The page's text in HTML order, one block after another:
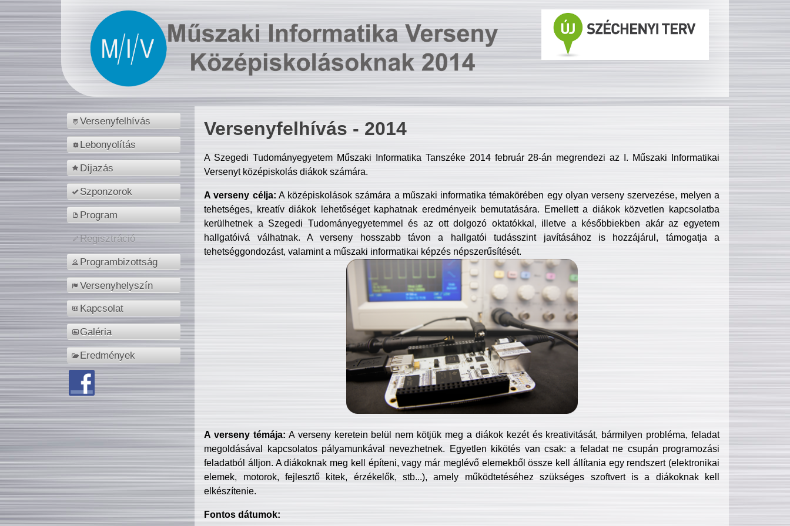
Versenyfelhívás
Lebonyolítás
Díjazás
Szponzorok
Program
Regisztráció
Programbizottság
Versenyhelyszín
Kapcsolat
Galéria
Eredmények
Versenyfelhívás - 2014
A Szegedi Tudományegyetem Műszaki Informatika Tanszéke 2014 február 28-án megrendezi az I. Műszaki Informatikai
Versenyt középiskolás diákok számára.
A verseny célja: A középiskolások számára a műszaki informatika témakörében egy olyan verseny szervezése, melyen a
tehetséges, kreatív diákok lehetőséget kaphatnak eredményeik bemutatására. Emellett a diákok közvetlen kapcsolatba
kerülhetnek a Szegedi Tudományegyetemmel és az ott dolgozó oktatókkal, illetve a későbbiekben akár az egyetem
hallgatóivá válhatnak. A verseny hosszabb távon a hallgatói tudásszint javításához is hozzájárul, támogatja a
tehetséggondozást, valamint a műszaki informatikai képzés népszerűsítését.
A verseny témája: A verseny keretein belül nem kötjük meg a diákok kezét és kreativitását, bármilyen probléma, feladat
megoldásával kapcsolatos pályamunkával nevezhetnek. Egyetlen kikötés van csak: a feladat ne csupán programozási
feladatból álljon. A diákoknak meg kell építeni, vagy már meglévő elemekből össze kell állítania egy rendszert (elektronikai
elemek, motorok, fejlesztő kitek, érzékelők, stb...), amely működtetéséhez szükséges szoftvert is a diákoknak kell
elkészítenie.
Fontos dátumok: